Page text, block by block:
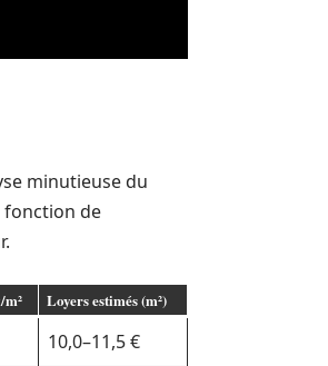
minutieuse du
fonction de
Loyers estimés (m²)
10,0–11,5 €